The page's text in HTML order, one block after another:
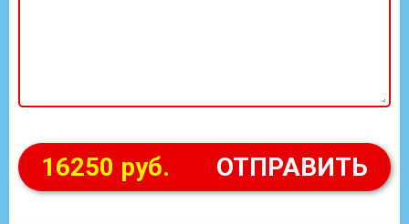
16250 руб. ОТПРАВИТЬ